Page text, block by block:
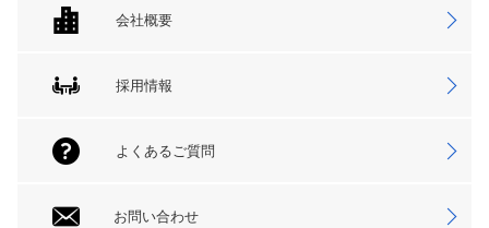
会社概要
採用情報
よくあるご質問
お問い合わせ